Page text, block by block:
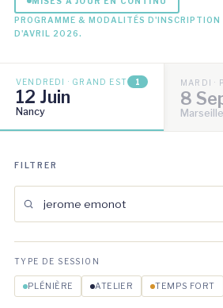
PROGRAMME & MODALITÉS D'INSCRIPTION
D'AVRIL 2026.
VENDREDI · GRAND EST 1
12 Juin
Nancy
MARDI ·
8
Marseille
FILTRER
TYPE DE SESSION
PLÉNIÈRE ATELIER TEMPS FORT